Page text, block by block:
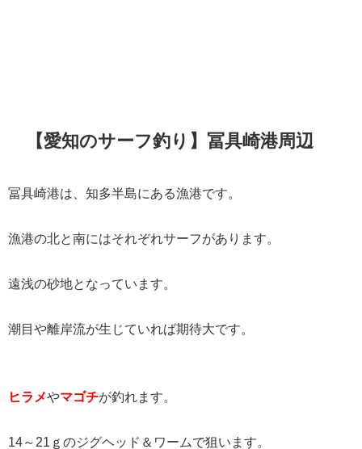
【愛知のサーフ釣り】冨具崎港周辺
冨具崎港は、知多半島にある漁港です。
漁港の北と南にはそれぞれサーフがあります。
遠浅の砂地となっています。
潮目や離岸流が生じていれば期待大です。
ヒラメやマゴチが釣れます。
14～21ｇのジグヘッド＆ワームで狙います。